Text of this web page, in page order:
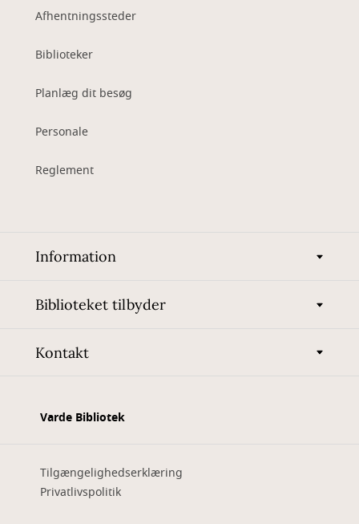
Afhentningssteder
Biblioteker
Planlæg dit besøg
Personale
Reglement
Information
Biblioteket tilbyder
Kontakt
Varde Bibliotek
Tilgængelighedserklæring
Privatlivspolitik